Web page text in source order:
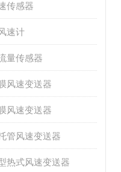
传感器
速计
量传感器
风速变送器
风速变送器
管风速变送器
热式风速变送器